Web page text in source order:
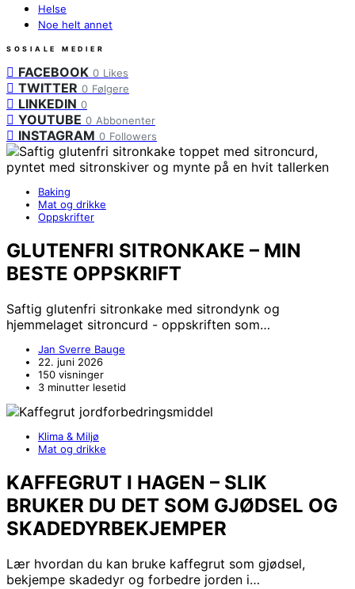
Helse
Noe helt annet
SOSIALE MEDIER
FACEBOOK 0 Likes
TWITTER 0 Følgere
LINKEDIN 0
YOUTUBE 0 Abbonenter
INSTAGRAM 0 Followers
Baking
Mat og drikke
Oppskrifter
GLUTENFRI SITRONKAKE – MIN
BESTE OPPSKRIFT
Saftig glutenfri sitronkake med sitrondynk og
hjemmelaget sitroncurd - oppskriften som…
Jan Sverre Bauge
22. juni 2026
150 visninger
3 minutter lesetid
Klima & Miljø
Mat og drikke
KAFFEGRUT I HAGEN – SLIK
BRUKER DU DET SOM GJØDSEL OG
SKADEDYRBEKJEMPER
Lær hvordan du kan bruke kaffegrut som gjødsel,
bekjempe skadedyr og forbedre jorden i…